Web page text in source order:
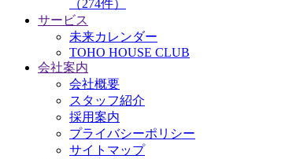
（274件）
サービス
未来カレンダー
TOHO HOUSE CLUB
会社案内
会社概要
スタッフ紹介
採用案内
プライバシーポリシー
サイトマップ